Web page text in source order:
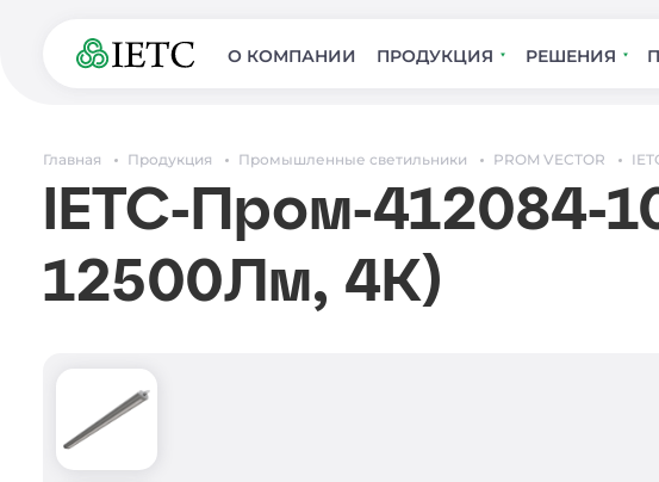
О КОМПАНИИ ПРОДУКЦИЯ РЕШЕНИЯ
Главная Продукция Промышленные светильники PROM VECTOR
IETC-Пром-412084-
12500Лм, 4К)